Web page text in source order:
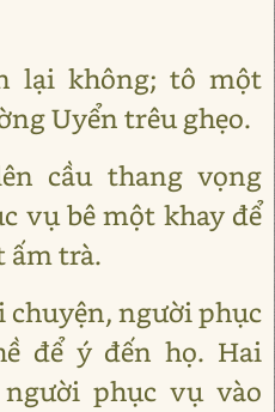
lại không; tô một
Uyển trêu ghẹo.
cầu thang vọng
vụ bê một khay để
ấm trà.
chuyện, người phục
để ý đến họ. Hai
phục vụ vào